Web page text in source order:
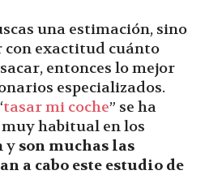
una estimación, sino
con exactitud cuánto
entonces lo mejor
especializados.
tasar mi coche” se ha
habitual en los
y son muchas las
a cabo este estudio de